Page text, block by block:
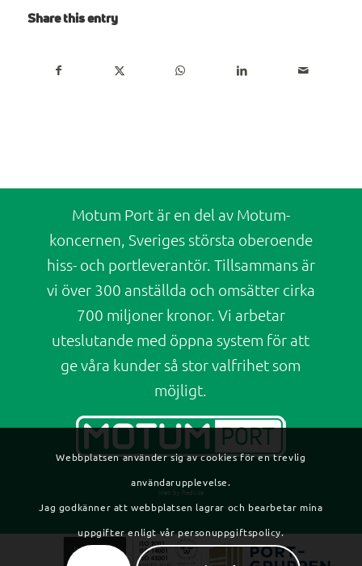
Share this entry
Motum Port är en del av Motum-
koncernen, Sveriges största oberoende
hiss- och portleverantör. Tillsammans är
vi över 300 anställda och omsätter cirka
700 miljoner kronor. Vi arbetar
uteslutande med öppna system för att
ge våra kunder så stor valfrihet som
möjligt.
Web by Redkite
Webbplatsen använder sig av cookies för en trevlig
användarupplevelse.
Jag godkänner att webbplatsen lagrar och bearbetar mina
uppgifter enligt vår personuppgiftspolicy.